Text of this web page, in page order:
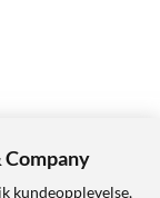
kundeopplevelse,